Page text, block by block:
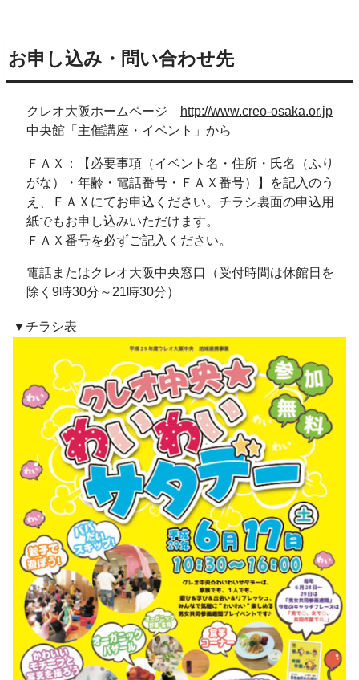
お申し込み・問い合わせ先
クレオ大阪ホームページ http://www.creo-osaka.or.jp
中央館「主催講座・イベント」から
ＦＡＸ：【必要事項（イベント名・住所・氏名（ふり
がな）・年齢・電話番号・ＦＡＸ番号）】を記入のう
え、ＦＡＸにてお申込ください。チラシ裏面の申込用
紙でもお申し込みいただけます。
ＦＡＸ番号を必ずご記入ください。
電話またはクレオ大阪中央窓口（受付時間は休館日を
除く9時30分～21時30分）
▼チラシ表